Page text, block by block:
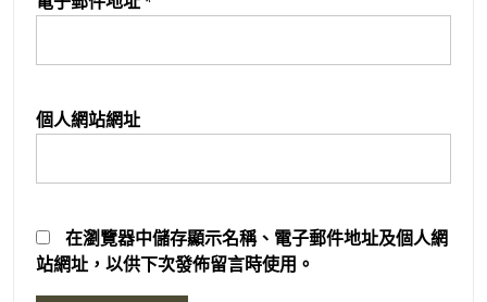
個人網站網址
在瀏覽器中儲存顯示名稱、電子郵件地址及個人網
站網址，以供下次發佈留言時使用。